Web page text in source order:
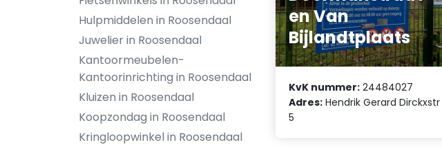
Hulpmiddelen in Roosendaal
Juwelier in Roosendaal
Kantoormeubelen-
Kantoorinrichting in Roosendaal
Kluizen in Roosendaal
Koopzondag in Roosendaal
Kringloopwinkel in Roosendaal
en Van
Bijlandtplaats
KvK nummer: 24484027
Adres: Hendrik Gerard Dirckxstr
5